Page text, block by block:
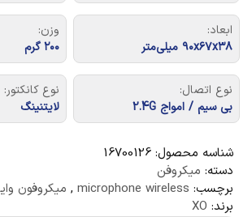
ابعاد:
۹۰x۶۷x۳۸ میلی‌متر
وزن:
۲۰۰ گرم
نوع اتصال:
بی سیم / امواج 2.4G
نوع کانکتور:
لایتنینگ
شناسه محصول: 16700126
دسته: میکروفن
برچسب: microphone wireless
, میکروفون
برند: XO